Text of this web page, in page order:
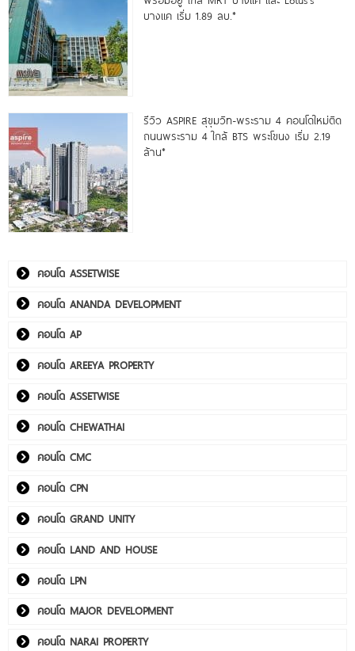
บางแค เริ่ม 1.89 ลบ.*
รีวิว ASPIRE สุขุมวิท-พระราม 4 คอนโดใหม่ติด
ถนนพระราม 4 ใกล้ BTS พระโขนง เริ่ม 2.19
ล้าน*
คอนโด ASSETWISE
คอนโด ANANDA DEVELOPMENT
คอนโด AP
คอนโด AREEYA PROPERTY
คอนโด ASSETWISE
คอนโด CHEWATHAI
คอนโด CMC
คอนโด CPN
คอนโด GRAND UNITY
คอนโด LAND AND HOUSE
คอนโด LPN
คอนโด MAJOR DEVELOPMENT
คอนโด NARAI PROPERTY